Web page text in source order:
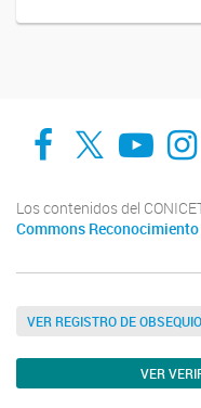
Facebook
X
Los contenidos del
Commons
VER REGISTRO DE
VER